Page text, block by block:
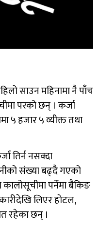
साउन महिनामा नै पाँच
परको छन् । कर्जा
५ हजार ५ व्यीक्त तथा
तिर्न नसक्दा
संख्या बढ्दै गएको
पर्नेमा बैकिङ
लिएर होटल,
रहेका छन् ।